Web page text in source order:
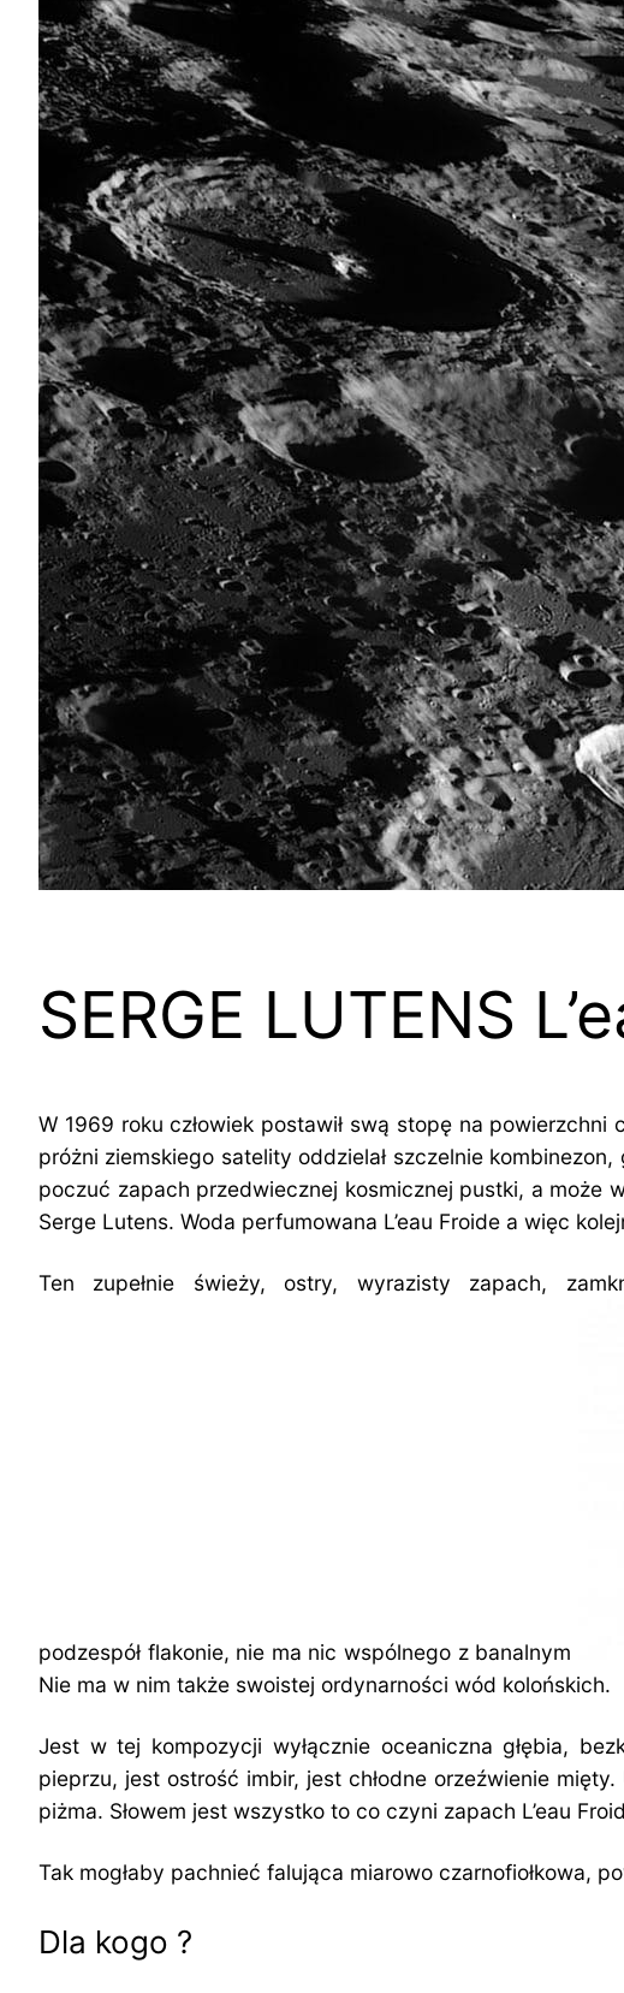
SERGE LUTENS
W 1969 roku człowiek postawił swą stopę na
próżni ziemskiego satelity oddzielał szczelnie
poczuć zapach przedwiecznej kosmicznej pustki, a może
Serge Lutens. Woda perfumowana L’eau Froide a więc
Ten zupełnie świeży, ostry, wyrazisty zapach,
podzespół flakonie, nie ma nic wspólnego z banalnym
Nie ma w nim także swoistej ordynarności wód kolońskich.
Jest w tej kompozycji wyłącznie oceaniczna głębia,
pieprzu, jest ostrość imbir, jest chłodne orzeźwienie
piżma. Słowem jest wszystko to co czyni zapach L’eau
Tak mogłaby pachnieć falująca miarowo czarnofiołkowa,
Dla kogo ?